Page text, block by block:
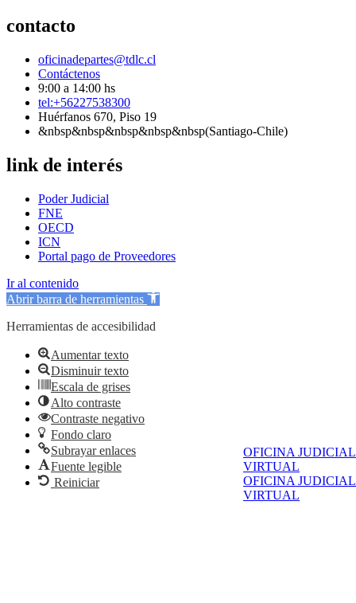
OFICINA JUDICIAL
VIRTUAL
OFICINA JUDICIAL
VIRTUAL
contacto
oficinadepartes@tdlc.cl
Contáctenos
9:00 a 14:00 hs
tel:+56227538300
Huérfanos 670, Piso 19
&nbsp&nbsp&nbsp&nbsp&nbsp(Santiago-Chile)
link de interés
Poder Judicial
FNE
OECD
ICN
Portal pago de Proveedores
Ir al contenido
Abrir barra de herramientas
Herramientas de accesibilidad
Aumentar texto
Disminuir texto
Escala de grises
Alto contraste
Contraste negativo
Fondo claro
Subrayar enlaces
Fuente legible
Reiniciar